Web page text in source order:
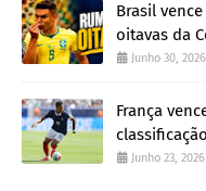
Brasil
oitavas da
Junho 30, 2026
França
Junho 23, 2026